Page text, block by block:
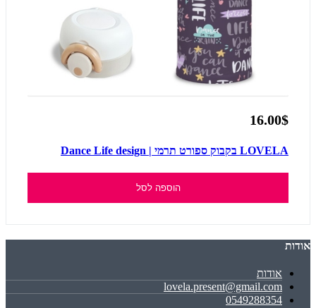
16.00$
LOVELA בקבוק ספורט תרמי | Dance Life design
הוספה לסל
אודות
אודות
lovela.present@gmail.com
0549288354